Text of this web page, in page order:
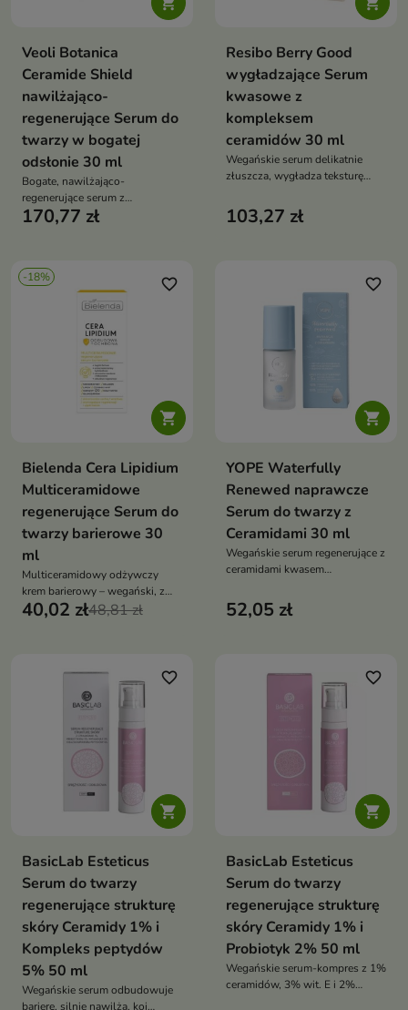
Veoli Botanica
Ceramide Shield
nawilżająco-
regenerujące Serum do
twarzy w bogatej
odsłonie 30 ml
Bogate, nawilżająco-
regenerujące serum z
ceramidami i wąkrotą azjatycką,
170,77 zł
Resibo Berry Good
wygładzające Serum
kwasowe z
kompleksem
ceramidów 30 ml
Wegańskie serum delikatnie
złuszcza, wygładza teksturę
pierwszym użyciu. Jednocześnie
regeneruje barierę hydrolipidową
103,27 zł
-18%

favorite_border
Bielenda Cera Lipidium
Multiceramidowe
regenerujące Serum do
twarzy barierowe 30
ml
Multiceramidowy odżywczy
krem barierowy – wegański, z
neoceramidami, Q10 i
40,02 zł48,81 zł

favorite_border
YOPE Waterfully
Renewed naprawcze
Serum do twarzy z
Ceramidami 30 ml
Wegańskie serum regenerujące z
ceramidami kwasem
które odbudowuje barierę skóry
koi nawilża i wzmacnia
52,05 zł

favorite_border
BasicLab Esteticus
Serum do twarzy
regenerujące strukturę
skóry Ceramidy 1% i
Kompleks peptydów
5% 50 ml
Wegańskie serum odbudowuje
barierę, silnie nawilża, koi

favorite_border
BasicLab Esteticus
Serum do twarzy
regenerujące strukturę
skóry Ceramidy 1% i
Probiotyk 2% 50 ml
Wegańskie serum-kompres z 1%
ceramidów, 3% wit. E i 2%